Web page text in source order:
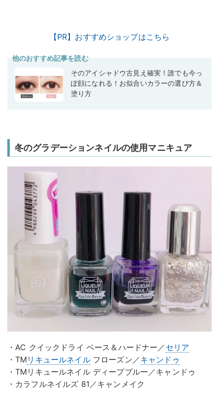
【PR】おすすめショップはこちら
他のおすすめ記事を読む
そのアイシャドウ古見え確実！誰でも今っ
ぽ顔になれる！お似合いカラーの選び方＆
塗り方
冬のグラデーションネイルの使用マニキュア
・AC クイックドライ ベース＆ハードナー／ セリア
・TM リキュールネイルフローズン／キャンドゥ
・TMリキュールネイル ディープブルー／キャンドゥ
・カラフルネイルズ 81／キャンメイク